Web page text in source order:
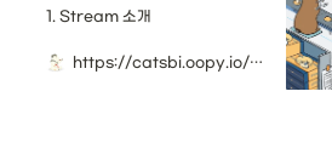
&
\t
ex
1. Stream 소개
https://catsbi.oopy.io/5a5d3981-7f25-443b-bc8c-15d270935cd7